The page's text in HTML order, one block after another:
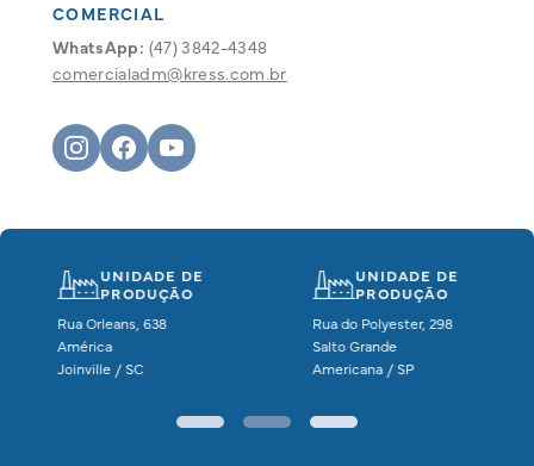
COMERCIAL
WhatsApp: (47) 3842-4348
comercialadm@kress.com.br
UNIDADE DE
PRODUÇÃO
Rua Orleans, 638
América
Joinville / SC
UNIDADE DE
PRODUÇÃO
Rua do Polyester, 298
Salto Grande
Americana / SP